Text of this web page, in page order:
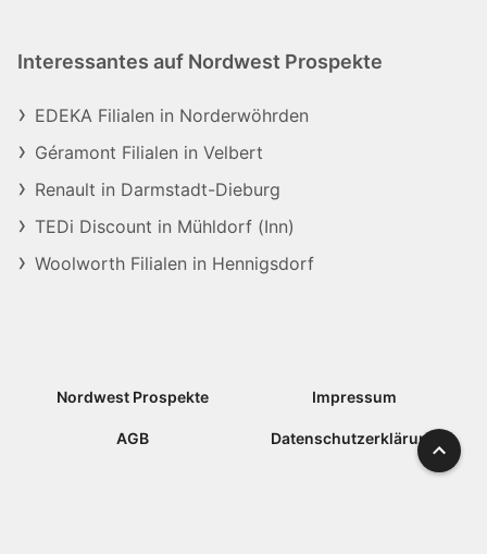
Interessantes auf Nordwest Prospekte
EDEKA Filialen in Norderwöhrden
Géramont Filialen in Velbert
Renault in Darmstadt-Dieburg
TEDi Discount in Mühldorf (Inn)
Woolworth Filialen in Hennigsdorf
Nordwest Prospekte Impressum
AGB Datenschutzerklärung Nach